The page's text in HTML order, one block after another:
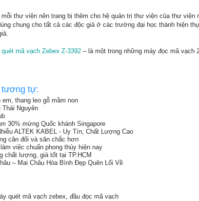
thư viện nên trang bị thêm cho hệ quản trị thư viện của thư viện
chung cho tất cả các độc giả ở các trường đại học thành hiện
quét mã vạch Zebex Z-3392 – là một trong những máy đọc mã vạch
tương tự:
thang leo gỗ mầm non
Nguyên
30% mừng Quốc khánh Singapore
ALTEK KABEL - Uy Tín, Chất Lượng Cao
cân đối và săn chắc hơn
việc chuẩn phong thủy hiện nay
chất lượng, giá tốt tại TP.HCM
– Mai Châu Hòa Bình Đẹp Quên Lối Về
quét mã vạch zebex, đầu đọc mã vạch